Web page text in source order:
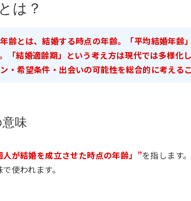
は？
年齢とは、結婚する時点の年齢。「平均結婚年
「結婚適齢期」という考え方は現代では多様化
・希望条件・出会いの可能性を総合的に考える
味
人が結婚を成立させた時点の年齢」”を指します
使われます。